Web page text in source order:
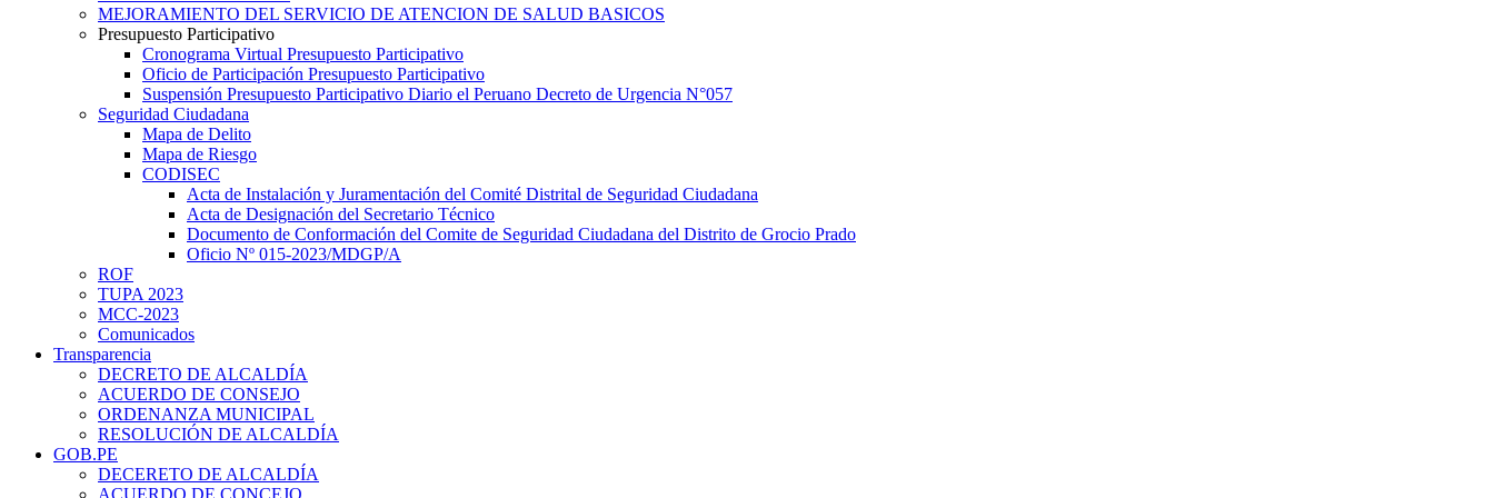
MEJORAMIENTO DEL SERVICIO DE ATENCION DE SALUD BASICOS
Presupuesto Participativo
Cronograma Virtual Presupuesto Participativo
Oficio de Participación Presupuesto Participativo
Suspensión Presupuesto Participativo Diario el Peruano Decreto de Urgencia N°057
Seguridad Ciudadana
Mapa de Delito
Mapa de Riesgo
CODISEC
Acta de Instalación y Juramentación del Comité Distrital de Seguridad Ciudadana
Acta de Designación del Secretario Técnico
Documento de Conformación del Comite de Seguridad Ciudadana del Distrito de Grocio Prado
Oficio Nº 015-2023/MDGP/A
ROF
TUPA 2023
MCC-2023
Comunicados
Transparencia
DECRETO DE ALCALDÍA
ACUERDO DE CONSEJO
ORDENANZA MUNICIPAL
RESOLUCIÓN DE ALCALDÍA
GOB.PE
DECERETO DE ALCALDÍA
ACUERDO DE CONCEJO